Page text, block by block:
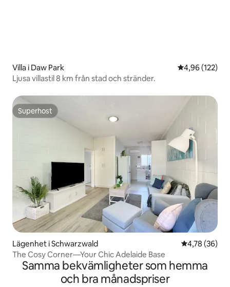
Villa i Daw Park 4,96 av 5 i
4,96 (122)
Ljusa villastil 8 km från stad och stränder.
Superhost
Superhost
Lägenhet i Schwarzwald 4,78 av 5 i
4,78 (36)
The Cosy Corner—Your Chic Adelaide Base
Samma bekvämligheter som hemma
och bra månadspriser